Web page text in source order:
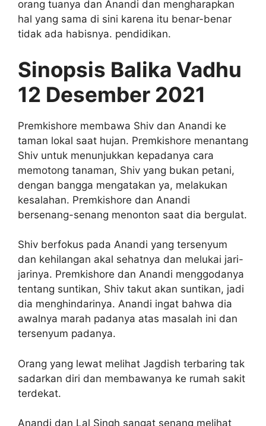
orang tuanya dan Anandi dan mengharapkan
hal yang sama di sini karena itu benar-benar
tidak ada habisnya. pendidikan.
Sinopsis Balika Vadhu
12 Desember 2021
Premkishore membawa Shiv dan Anandi ke
taman lokal saat hujan. Premkishore menantang
Shiv untuk menunjukkan kepadanya cara
memotong tanaman, Shiv yang bukan petani,
dengan bangga mengatakan ya, melakukan
kesalahan. Premkishore dan Anandi
bersenang-senang menonton saat dia bergulat.
Shiv berfokus pada Anandi yang tersenyum
dan kehilangan akal sehatnya dan melukai jari-
jarinya. Premkishore dan Anandi menggodanya
tentang suntikan, Shiv takut akan suntikan, jadi
dia menghindarinya. Anandi ingat bahwa dia
awalnya marah padanya atas masalah ini dan
tersenyum padanya.
Orang yang lewat melihat Jagdish terbaring tak
sadarkan diri dan membawanya ke rumah sakit
terdekat.
Anandi dan Lal Singh sangat senang melihat